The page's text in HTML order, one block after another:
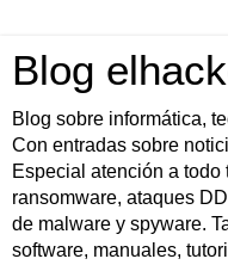
Blog
Blog sobre informática,
Con entradas sobre
Especial atención a todo
ransomware, ataques
de malware y spyware.
software, manuales,